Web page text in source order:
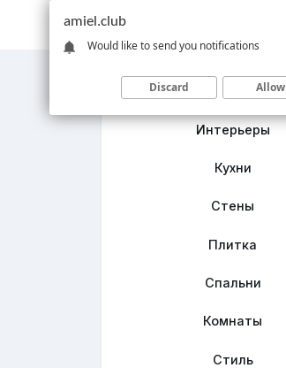
Главная
Интерьеры
Кухни
Стены
Плитка
Спальни
Комнаты
Стиль
amiel.club
Would like to send you notifications
Discard Allow